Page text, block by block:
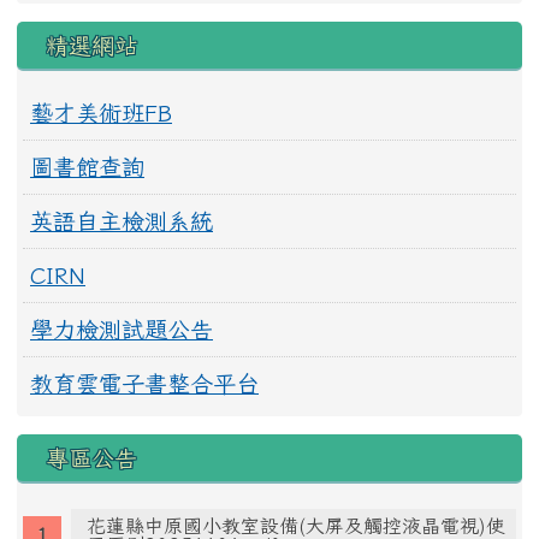
精選網站
藝才美術班FB
圖書館查詢
英語自主檢測系統
CIRN
學力檢測試題公告
教育雲電子書整合平台
專區公告
花蓮縣中原國小教室設備(大屏及觸控液晶電視)使